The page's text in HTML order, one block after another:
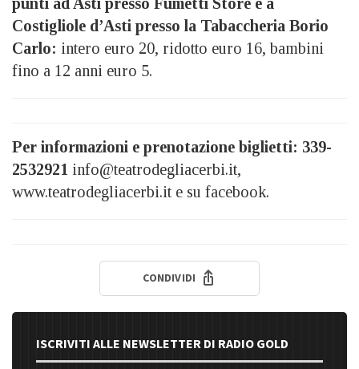
Costigliole d’Asti presso la Tabaccheria Borio
Carlo: intero euro 20, ridotto euro 16, bambini
fino a 12 anni euro 5.
Per informazioni e prenotazione biglietti: 339-
2532921 info@teatrodegliacerbi.it,
www.teatrodegliacerbi.it e su facebook.
CONDIVIDI
ISCRIVITI ALLE NEWSLETTER DI RADIO GOLD